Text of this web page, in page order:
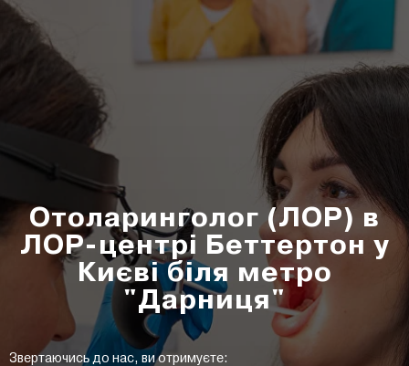
Отоларинголог (ЛОР) в
ЛОР-центрі Беттертон у
Києвібіля метро
"Дарниця"
Звертаючись до нас, ви отримуєте: